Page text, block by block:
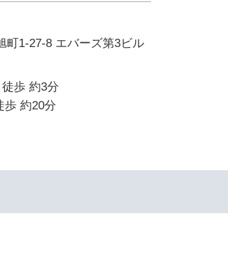
町1-27-8 エバーズ第3ビル
歩 約3分
歩 約20分